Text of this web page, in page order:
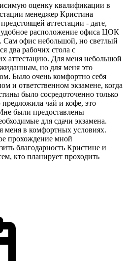
оценку квалификации в
менеджер Кристина
аттестации - дате,
расположение офиса ЦОК
Сам офис небольшой, но светлый
два рабочих стола с
аттестацию. Для меня небольшой
но для меня это
Было очень комфортно себя
и ответственном экзамене, когда
было сосредоточенно только
чай и кофе, это
были предоставлены
для сдачи экзамена.
меня в комфортных условиях.
прохождение мной
благодарность Кристине и
кто планирует проходить